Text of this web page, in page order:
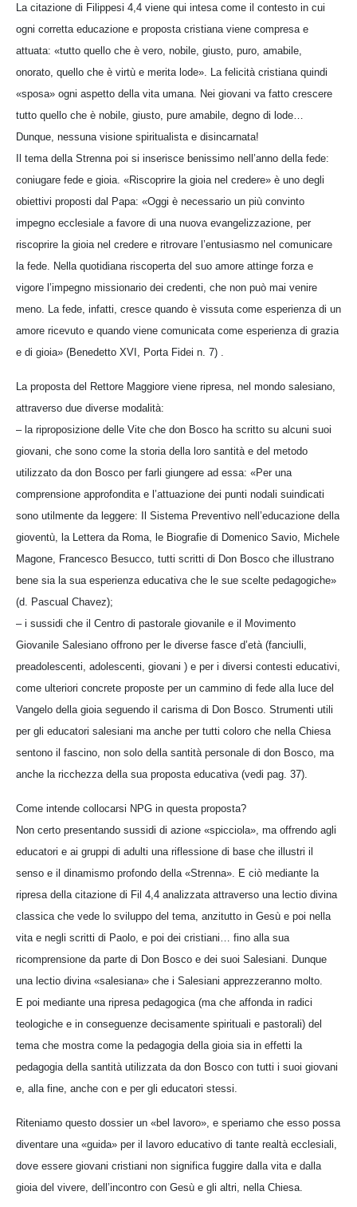
La citazione di Filippesi 4,4 viene qui intesa come il contesto in cui
ogni corretta educazione e proposta cristiana viene compresa e
attuata: «tutto quello che è vero, nobile, giusto, puro, amabile,
onorato, quello che è virtù e merita lode». La felicità cristiana quindi
«sposa» ogni aspetto della vita umana. Nei giovani va fatto crescere
tutto quello che è nobile, giusto, pure amabile, degno di lode…
Dunque, nessuna visione spiritualista e disincarnata!
Il tema della Strenna poi si inserisce benissimo nell’anno della fede:
coniugare fede e gioia. «Riscoprire la gioia nel credere» è uno degli
obiettivi proposti dal Papa: «Oggi è necessario un più convinto
impegno ecclesiale a favore di una nuova evangelizzazione, per
riscoprire la gioia nel credere e ritrovare l’entusiasmo nel comunicare
la fede. Nella quotidiana riscoperta del suo amore attinge forza e
vigore l’impegno missionario dei credenti, che non può mai venire
meno. La fede, infatti, cresce quando è vissuta come esperienza di un
amore ricevuto e quando viene comunicata come esperienza di grazia
e di gioia» (Benedetto XVI, Porta Fidei n. 7) .
La proposta del Rettore Maggiore viene ripresa, nel mondo salesiano,
attraverso due diverse modalità:
– la riproposizione delle Vite che don Bosco ha scritto su alcuni suoi
giovani, che sono come la storia della loro santità e del metodo
utilizzato da don Bosco per farli giungere ad essa: «Per una
comprensione approfondita e l’attuazione dei punti nodali suindicati
sono utilmente da leggere: Il Sistema Preventivo nell’educazione della
gioventù, la Lettera da Roma, le Biografie di Domenico Savio, Michele
Magone, Francesco Besucco, tutti scritti di Don Bosco che illustrano
bene sia la sua esperienza educativa che le sue scelte pedagogiche»
(d. Pascual Chavez);
– i sussidi che il Centro di pastorale giovanile e il Movimento
Giovanile Salesiano offrono per le diverse fasce d’età (fanciulli,
preadolescenti, adolescenti, giovani ) e per i diversi contesti educativi,
come ulteriori concrete proposte per un cammino di fede alla luce del
Vangelo della gioia seguendo il carisma di Don Bosco. Strumenti utili
per gli educatori salesiani ma anche per tutti coloro che nella Chiesa
sentono il fascino, non solo della santità personale di don Bosco, ma
anche la ricchezza della sua proposta educativa (vedi pag. 37).
Come intende collocarsi NPG in questa proposta?
Non certo presentando sussidi di azione «spicciola», ma offrendo agli
educatori e ai gruppi di adulti una riflessione di base che illustri il
senso e il dinamismo profondo della «Strenna». E ciò mediante la
ripresa della citazione di Fil 4,4 analizzata attraverso una lectio divina
classica che vede lo sviluppo del tema, anzitutto in Gesù e poi nella
vita e negli scritti di Paolo, e poi dei cristiani… fino alla sua
ricomprensione da parte di Don Bosco e dei suoi Salesiani. Dunque
una lectio divina «salesiana» che i Salesiani apprezzeranno molto.
E poi mediante una ripresa pedagogica (ma che affonda in radici
teologiche e in conseguenze decisamente spirituali e pastorali) del
tema che mostra come la pedagogia della gioia sia in effetti la
pedagogia della santità utilizzata da don Bosco con tutti i suoi giovani
e, alla fine, anche con e per gli educatori stessi.
Riteniamo questo dossier un «bel lavoro», e speriamo che esso possa
diventare una «guida» per il lavoro educativo di tante realtà ecclesiali,
dove essere giovani cristiani non significa fuggire dalla vita e dalla
gioia del vivere, dell’incontro con Gesù e gli altri, nella Chiesa.